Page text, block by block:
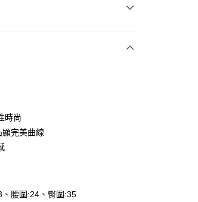
時尚
完美曲線
腰圍:24、臀圍:35